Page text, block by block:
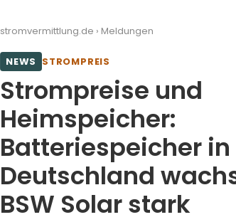
stromvermittlung.de › Meldungen
NEWS STROMPREIS
Strompreise und
Heimspeicher:
Batteriespeicher in
Deutschland
BSW Solar stark